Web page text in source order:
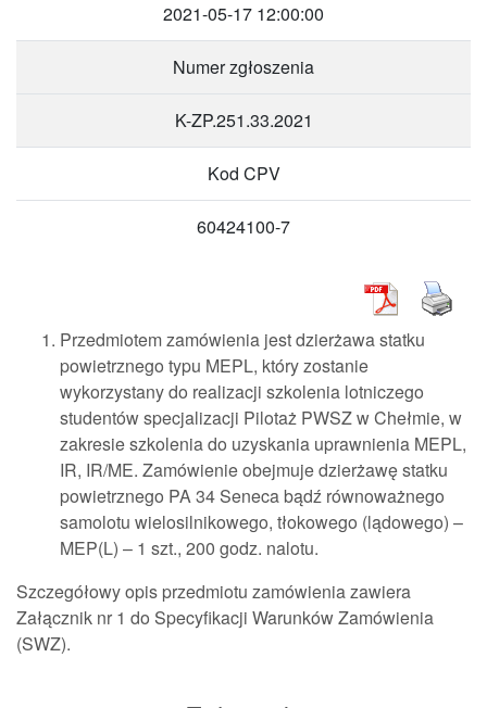
2021-05-17 12:00:00
Numer zgłoszenia
K-ZP.251.33.2021
Kod CPV
60424100-7
Przedmiotem zamówienia jest dzierżawa statku
powietrznego typu MEPL, który zostanie
wykorzystany do realizacji szkolenia lotniczego
studentów specjalizacji Pilotaż PWSZ w Chełmie, w
zakresie szkolenia do uzyskania uprawnienia MEPL,
IR, IR/ME. Zamówienie obejmuje dzierżawę statku
powietrznego PA 34 Seneca bądź równoważnego
samolotu wielosilnikowego, tłokowego (lądowego) –
MEP(L) – 1 szt., 200 godz. nalotu.
Szczegółowy opis przedmiotu zamówienia zawiera
Załącznik nr 1 do Specyfikacji Warunków Zamówienia
(SWZ).